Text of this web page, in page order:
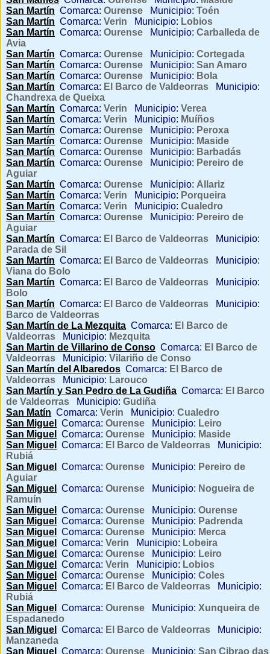
San Martín Comarca: Ourense Municipio: Toén
San Martín Comarca: Verin Municipio: Lobios
San Martín Comarca: Ourense Municipio: Carballeda de
Avia
San Martín Comarca: Ourense Municipio: Cortegada
San Martín Comarca: Ourense Municipio: San Amaro
San Martín Comarca: Ourense Municipio: Bola
San Martín Comarca: El Barco de Valdeorras Municipio:
Chandrexa de Queixa
San Martín Comarca: Verin Municipio: Verea
San Martín Comarca: Verin Municipio: Muíños
San Martín Comarca: Ourense Municipio: Peroxa
San Martín Comarca: Ourense Municipio: Maside
San Martín Comarca: Ourense Municipio: Barbadás
San Martín Comarca: Ourense Municipio: Pereiro de
Aguiar
San Martín Comarca: Ourense Municipio: Allariz
San Martín Comarca: Verin Municipio: Porqueira
San Martín Comarca: Verin Municipio: Cualedro
San Martín Comarca: Ourense Municipio: Pereiro de
Aguiar
San Martín Comarca: El Barco de Valdeorras Municipio:
Parada de Sil
San Martín Comarca: El Barco de Valdeorras Municipio:
Viana do Bolo
San Martín Comarca: El Barco de Valdeorras Municipio:
Bolo
San Martín Comarca: El Barco de Valdeorras Municipio:
Barco de Valdeorras
San Martín de La Mezquita Comarca: El Barco de
Valdeorras Municipio: Mezquita
San Martin de Villarino de Conso Comarca: El Barco de
Valdeorras Municipio: Vilariño de Conso
San Martín del Albaredos Comarca: El Barco de
Valdeorras Municipio: Larouco
San Martín y San Pedro de La Gudiña Comarca: El Barco
de Valdeorras Municipio: Gudiña
San Matín Comarca: Verin Municipio: Cualedro
San Miguel
Comarca: Ourense Municipio: Leiro
San Miguel
Comarca: Ourense Municipio: Maside
San Miguel
Comarca: El Barco de Valdeorras Municipio:
Rubiá
San Miguel
Comarca: Ourense Municipio: Pereiro de
Aguiar
San Miguel
Comarca: Ourense Municipio: Nogueira de
Ramuín
San Miguel
Comarca: Ourense Municipio: Ourense
San Miguel
Comarca: Ourense Municipio: Padrenda
San Miguel
Comarca: Ourense Municipio: Merca
San Miguel
Comarca: Verin Municipio: Lobeira
San Miguel
Comarca: Ourense Municipio: Leiro
San Miguel
Comarca: Verin Municipio: Lobios
San Miguel
Comarca: Ourense Municipio: Coles
San Miguel
Comarca: El Barco de Valdeorras Municipio:
Rubiá
San Miguel
Comarca: Ourense Municipio: Xunqueira de
Espadanedo
San Miguel
Comarca: El Barco de Valdeorras Municipio:
Manzaneda
San Miguel
Comarca: Ourense Municipio: San Cibrao das